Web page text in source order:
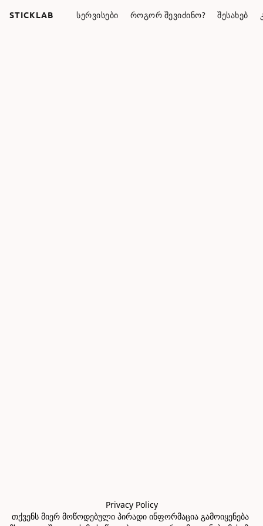
STICKLAB ᲡᲔᲠᲕᲘᲡᲔᲑᲘ ᲠᲝᲒᲝᲠ ᲨᲔᲕᲘᲫᲘᲜᲝ? ᲨᲔᲡᲐᲮᲔᲑ
Privacy Policy
თქვენს მიერ მოწოდებული პირადი ინფორმაცია გამოიყენება